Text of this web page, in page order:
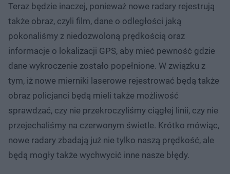
Teraz będzie inaczej, ponieważ nowe radary rejestrują
także obraz, czyli film, dane o odległości jaką
pokonaliśmy z niedozwoloną prędkością oraz
informacje o lokalizacji GPS, aby mieć pewność gdzie
dane wykroczenie zostało popełnione. W związku z
tym, iż nowe mierniki laserowe rejestrować będą także
obraz policjanci będą mieli także możliwość
sprawdzać, czy nie przekroczyliśmy ciągłej linii, czy nie
przejechaliśmy na czerwonym świetle. Krótko mówiąc,
nowe radary zbadają już nie tylko naszą prędkość, ale
będą mogły także wychwycić inne nasze błędy.